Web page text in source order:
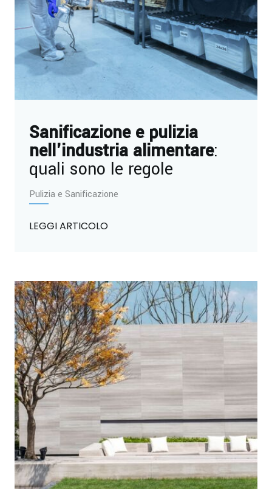
Sanificazione e pulizia
nell'industria alimentare:
quali sono le regole
Pulizia e Sanificazione
LEGGI ARTICOLO